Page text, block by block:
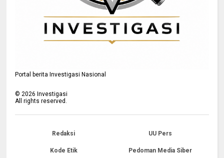
Portal berita Investigasi Nasional
©2026 Investigasi
All rights reserved.
Redaksi UU Pers
Kode Etik Pedoman Media Siber